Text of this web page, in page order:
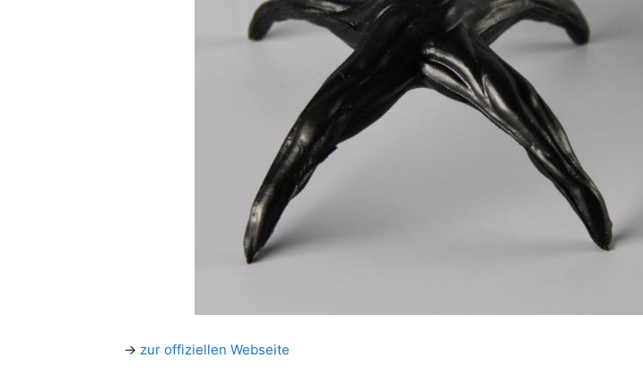
→ zur offiziellen Webseite